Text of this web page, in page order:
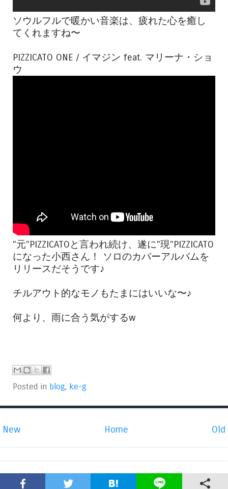
ソウルフルで暖かい音楽は、疲れた心を癒し
てくれますね〜
PIZZICATO ONE / イマジン feat. マリーナ・ショ
ウ
"元"PIZZICATOと言われ続け、遂に"現"PIZZICATO
になった小西さん！ ソロのカバーアルバムを
リリースだそうです♪
チルアウト的なモノもたまにはいいな〜♪
何より、雨に合う気がするw
Posted in blog, ke-g
New Old
Home